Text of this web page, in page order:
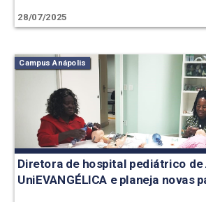
28/07/2025
Campus Anápolis
Diretora de hospital pediátrico de
UniEVANGÉLICA e planeja novas